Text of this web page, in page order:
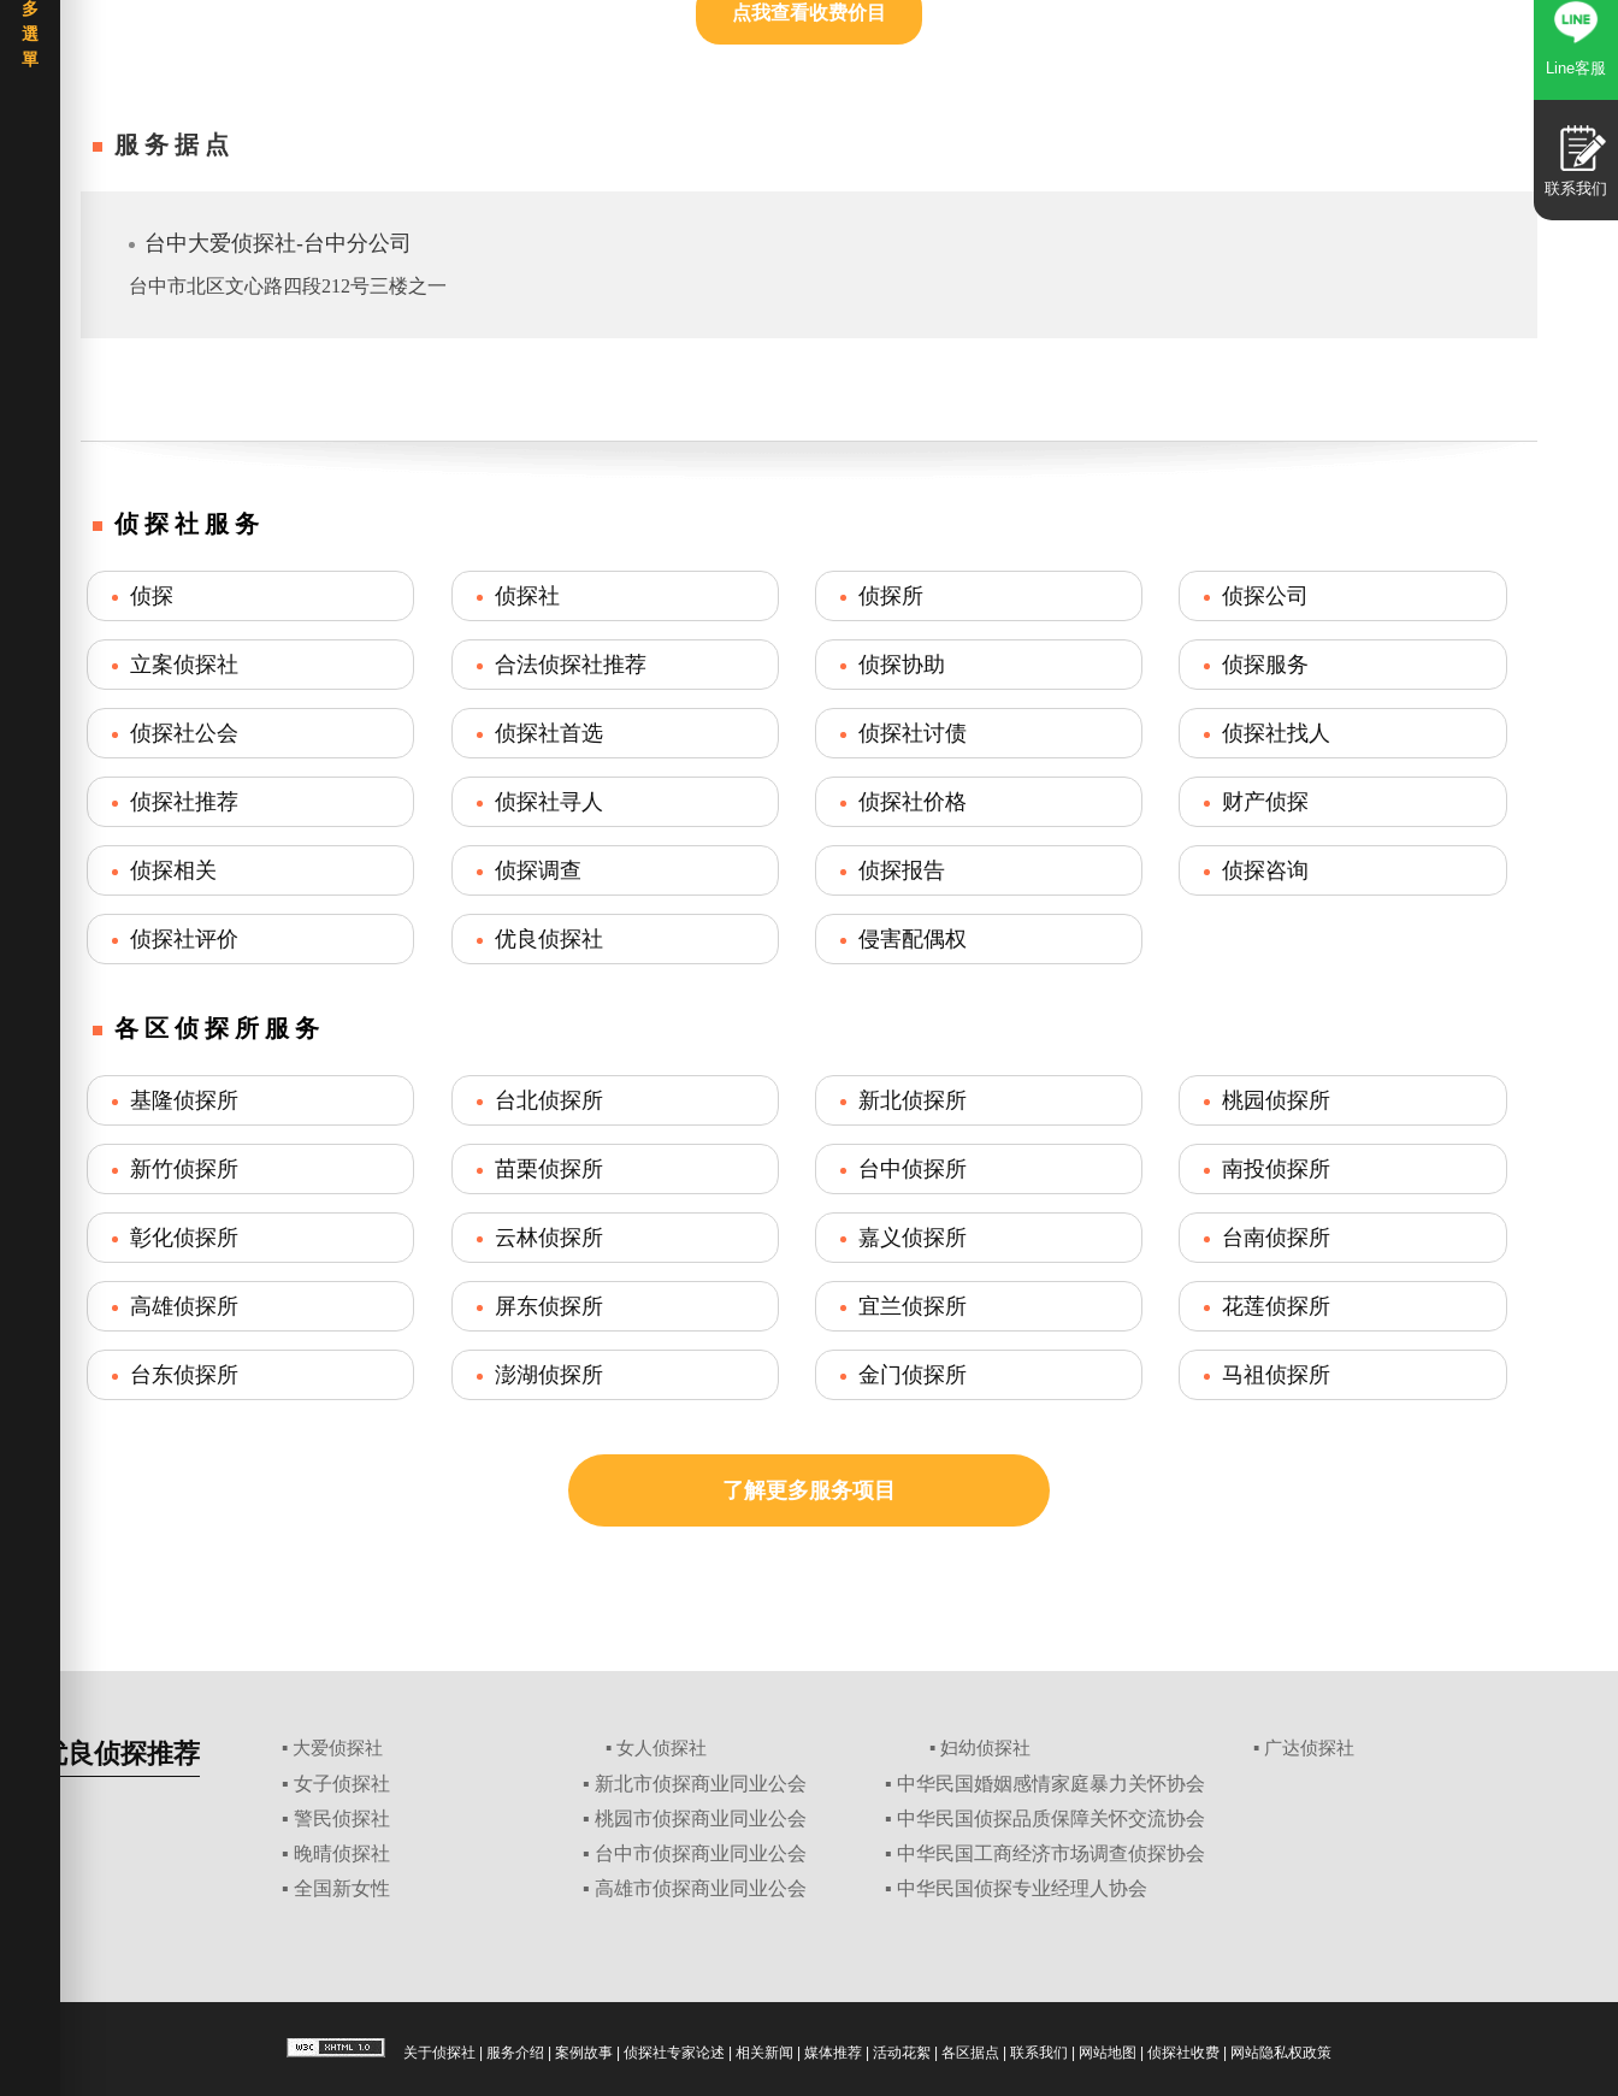
点我查看收费价目
服务据点
台中大爱侦探社-台中分公司
台中市北区文心路四段212号三楼之一
侦探社服务
侦探 侦探社 侦探所 侦探公司
立案侦探社 合法侦探社推荐 侦探协助 侦探服务
侦探社公会 侦探社首选 侦探社讨债 侦探社找人
侦探社推荐 侦探社寻人 侦探社价格 财产侦探
侦探相关 侦探调查 侦探报告 侦探咨询
侦探社评价 优良侦探社 侵害配偶权
各区侦探所服务
基隆侦探所 台北侦探所 新北侦探所 桃园侦探所
新竹侦探所 苗栗侦探所 台中侦探所 南投侦探所
彰化侦探所 云林侦探所 嘉义侦探所 台南侦探所
高雄侦探所 屏东侦探所 宜兰侦探所 花莲侦探所
台东侦探所 澎湖侦探所 金门侦探所 马祖侦探所
了解更多服务项目
优良侦探推荐 ▪ 大爱侦探社 ▪ 女人侦探社 ▪ 妇幼侦探社 ▪ 广达侦探社
▪ 女子侦探社
▪ 警民侦探社
▪ 晚晴侦探社
▪ 全国新女性
▪ 新北市侦探商业同业公会
▪ 桃园市侦探商业同业公会
▪ 台中市侦探商业同业公会
▪ 高雄市侦探商业同业公会
▪ 中华民国婚姻感情家庭暴力关怀协会
▪ 中华民国侦探品质保障关怀交流协会
▪ 中华民国工商经济市场调查侦探协会
▪ 中华民国侦探专业经理人协会
关于侦探社 | 服务介绍 | 案例故事 | 侦探社专家论述 | 相关新闻 | 媒体推荐 | 活动花絮 | 各区据点 | 联系我们 | 网站地图 | 侦探社收费 | 网站隐私权政策
Line客服
联系我们